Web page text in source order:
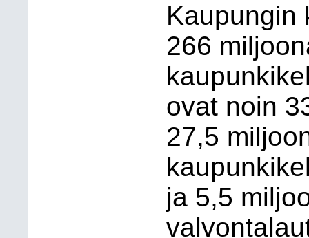
Kaupungin
266
ovat noin
27,5
ja 5,5